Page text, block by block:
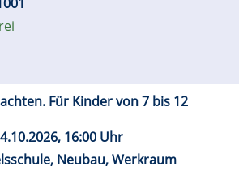
Für Kinder von 7 bis 12
16:00 Uhr
Neubau, Werkraum